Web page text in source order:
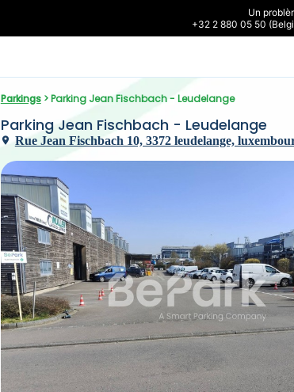
Un
+32 2 880 05 50
Parkings > Parking Jean Fischbach - Leudelange
Parking Jean Fischbach - Leudelange
Rue Jean Fischbach 10, 3372 leudelange,